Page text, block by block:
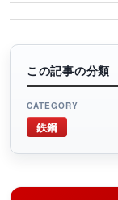
この記事の分類
CATEGORY
鉄鋼